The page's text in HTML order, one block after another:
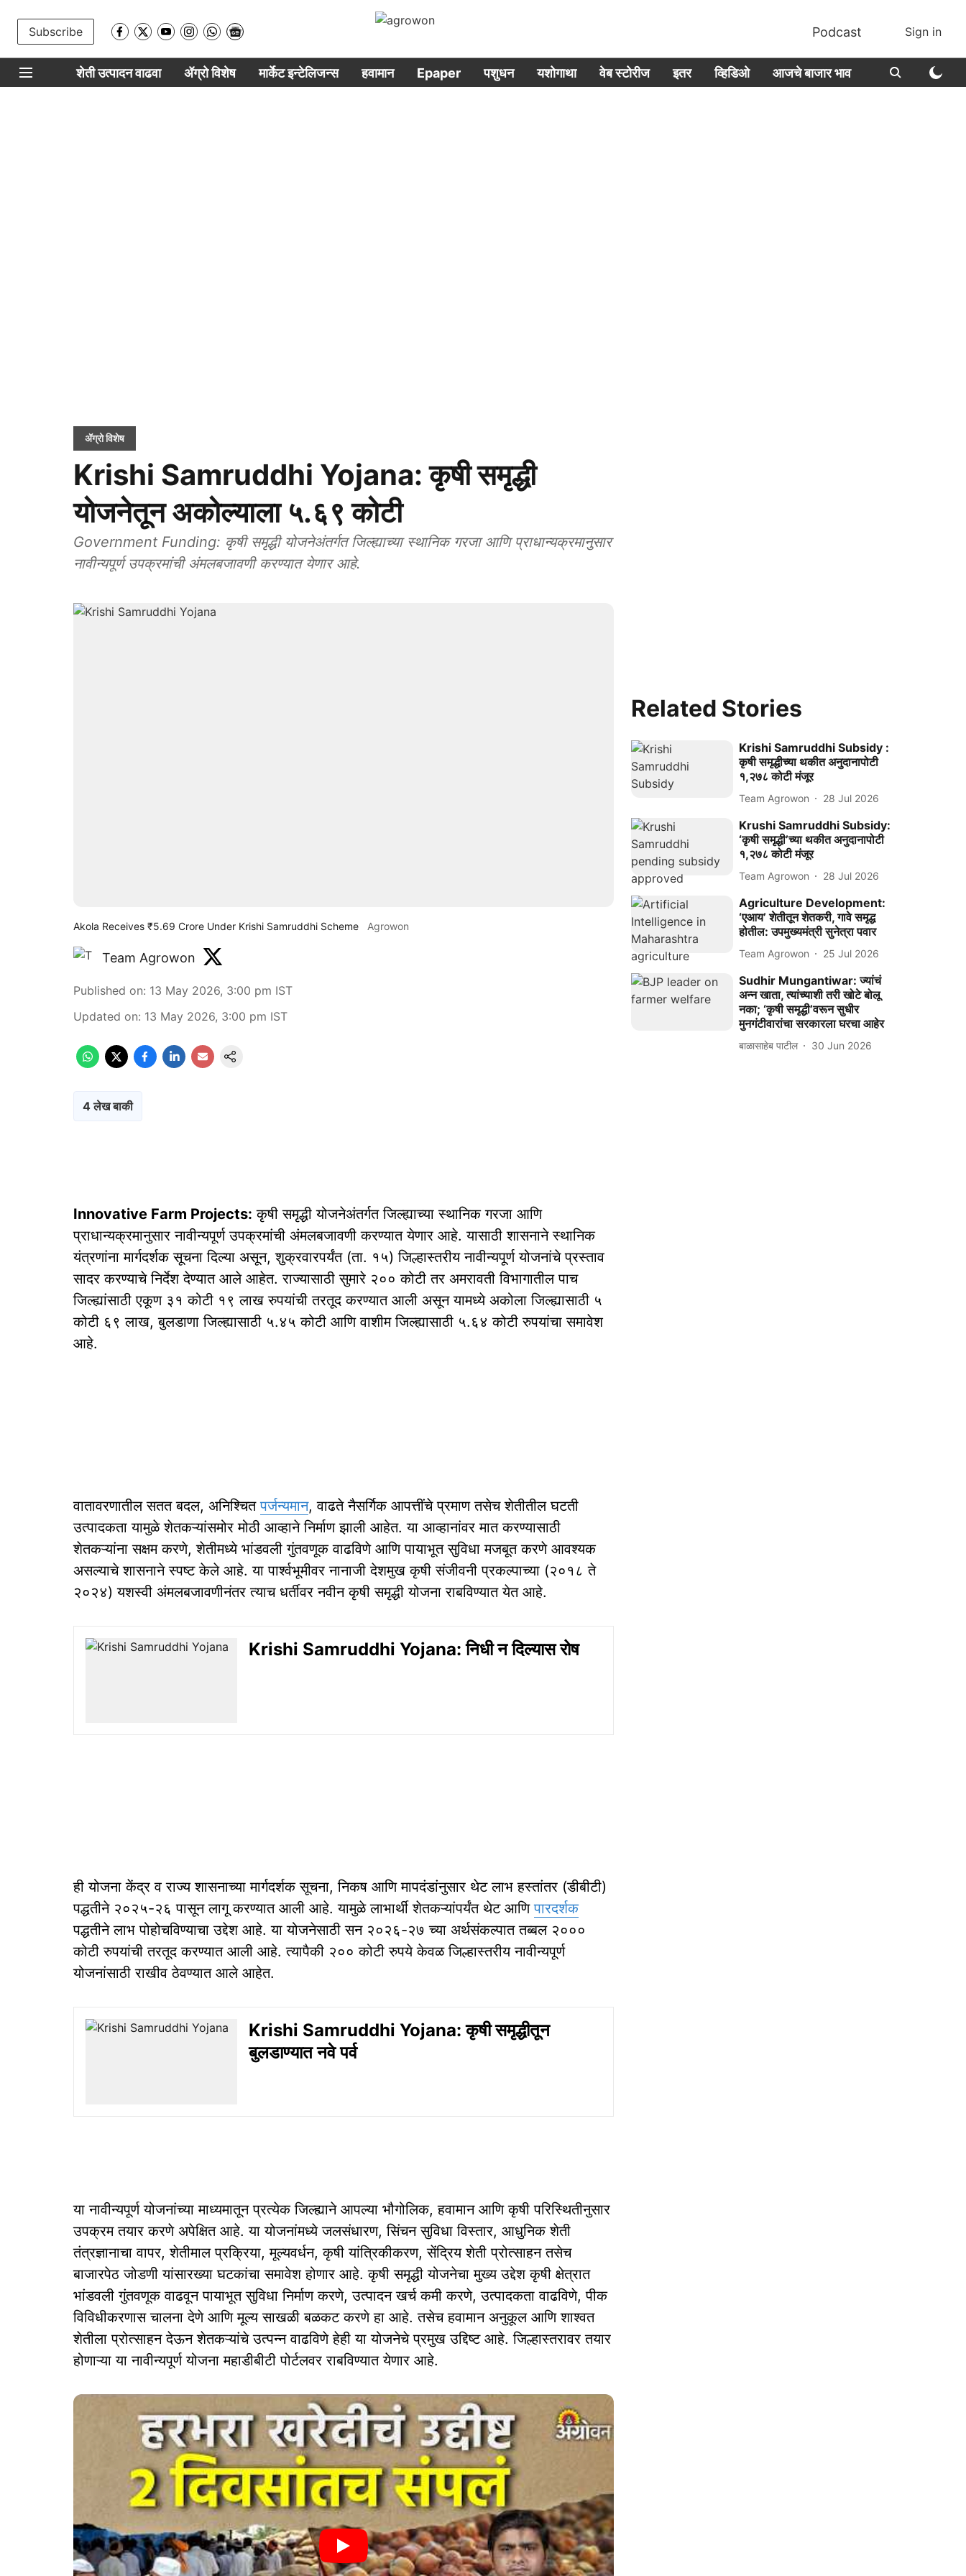
Subscribe Podcast Sign in
शेती उत्पादन वाढवा ॲग्रो विशेष मार्केट इन्टेलिजन्स हवामान Epaper पशुधन यशोगाथा वेब स्टोरीज इतर व्हिडिओ आजचे बाजार भाव
ॲग्रो विशेष
Krishi Samruddhi Yojana: कृषी समृद्धी
योजनेतून अकोल्याला ५.६९ कोटी
Government Funding: कृषी समृद्धी योजनेअंतर्गत जिल्ह्याच्या स्थानिक गरजा आणि प्राधान्यक्रमानुसार
नावीन्यपूर्ण उपक्रमांची अंमलबजावणी करण्यात येणार आहे.
Akola Receives ₹5.69 Crore Under Krishi Samruddhi Scheme Agrowon
Team Agrowon
Published on: 13 May 2026, 3:00 pm IST
Updated on: 13 May 2026, 3:00 pm IST
4 लेख बाकी
Innovative Farm Projects: कृषी समृद्धी योजनेअंतर्गत जिल्ह्याच्या स्थानिक गरजा आणि
प्राधान्यक्रमानुसार नावीन्यपूर्ण उपक्रमांची अंमलबजावणी करण्यात येणार आहे. यासाठी शासनाने स्थानिक
यंत्रणांना मार्गदर्शक सूचना दिल्या असून, शुक्रवारपर्यंत (ता. १५) जिल्हास्तरीय नावीन्यपूर्ण योजनांचे प्रस्ताव
सादर करण्याचे निर्देश देण्यात आले आहेत. राज्यासाठी सुमारे २०० कोटी तर अमरावती विभागातील पाच
जिल्ह्यांसाठी एकूण ३१ कोटी १९ लाख रुपयांची तरतूद करण्यात आली असून यामध्ये अकोला जिल्ह्यासाठी ५
कोटी ६९ लाख, बुलडाणा जिल्ह्यासाठी ५.४५ कोटी आणि वाशीम जिल्ह्यासाठी ५.६४ कोटी रुपयांचा समावेश
आहे.
वातावरणातील सतत बदल, अनिश्चितपर्जन्यमान, वाढते नैसर्गिक आपत्तींचे प्रमाण तसेच शेतीतील घटती
उत्पादकता यामुळे शेतकऱ्यांसमोर मोठी आव्हाने निर्माण झाली आहेत. या आव्हानांवर मात करण्यासाठी
शेतकऱ्यांना सक्षम करणे, शेतीमध्ये भांडवली गुंतवणूक वाढविणे आणि पायाभूत सुविधा मजबूत करणे आवश्यक
असल्याचे शासनाने स्पष्ट केले आहे. या पार्श्वभूमीवर नानाजी देशमुख कृषी संजीवनी प्रकल्पाच्या (२०१८ ते
२०२४) यशस्वी अंमलबजावणीनंतर त्याच धर्तीवर नवीन कृषी समृद्धी योजना राबविण्यात येत आहे.
Krishi Samruddhi Yojana: निधी न दिल्यास रोष
ही योजना केंद्र व राज्य शासनाच्या मार्गदर्शक सूचना, निकष आणि मापदंडांनुसार थेट लाभ हस्तांतर (डीबीटी)
पद्धतीने २०२५-२६ पासून लागू करण्यात आली आहे. यामुळे लाभार्थी शेतकऱ्यांपर्यंत थेट आणिपारदर्शक
पद्धतीने लाभ पोहोचविण्याचा उद्देश आहे. या योजनेसाठी सन २०२६-२७ च्या अर्थसंकल्पात तब्बल २०००
कोटी रुपयांची तरतूद करण्यात आली आहे. त्यापैकी २०० कोटी रुपये केवळ जिल्हास्तरीय नावीन्यपूर्ण
योजनांसाठी राखीव ठेवण्यात आले आहेत.
Krishi Samruddhi Yojana: कृषी समृद्धीतून
बुलडाण्यात नवे पर्व
या नावीन्यपूर्ण योजनांच्या माध्यमातून प्रत्येक जिल्ह्याने आपल्या भौगोलिक, हवामान आणि कृषी परिस्थितीनुसार
उपक्रम तयार करणे अपेक्षित आहे. या योजनांमध्ये जलसंधारण, सिंचन सुविधा विस्तार, आधुनिक शेती
तंत्रज्ञानाचा वापर, शेतीमाल प्रक्रिया, मूल्यवर्धन, कृषी यांत्रिकीकरण, सेंद्रिय शेती प्रोत्साहन तसेच
बाजारपेठ जोडणी यांसारख्या घटकांचा समावेश होणार आहे. कृषी समृद्धी योजनेचा मुख्य उद्देश कृषी क्षेत्रात
भांडवली गुंतवणूक वाढवून पायाभूत सुविधा निर्माण करणे, उत्पादन खर्च कमी करणे, उत्पादकता वाढविणे, पीक
विविधीकरणास चालना देणे आणि मूल्य साखळी बळकट करणे हा आहे. तसेच हवामान अनुकूल आणि शाश्वत
शेतीला प्रोत्साहन देऊन शेतकऱ्यांचे उत्पन्न वाढविणे हेही या योजनेचे प्रमुख उद्दिष्ट आहे. जिल्हास्तरावर तयार
होणाऱ्या या नावीन्यपूर्ण योजना महाडीबीटी पोर्टलवर राबविण्यात येणार आहे.
Related Stories
Krishi Samruddhi Subsidy :
कृषी समृद्धीच्या थकीत अनुदानापोटी
१,२७८ कोटी मंजूर
Team Agrowon 28 Jul 2026
Krushi Samruddhi Subsidy:
‘कृषी समृद्धी’च्या थकीत अनुदानापोटी
१,२७८ कोटी मंजूर
Team Agrowon 28 Jul 2026
Agriculture Development:
‘एआय’ शेतीतून शेतकरी, गावे समृद्ध
होतील: उपमुख्यमंत्री सुनेत्रा पवार
Team Agrowon 25 Jul 2026
Sudhir Mungantiwar: ज्यांचं
अन्न खाता, त्यांच्याशी तरी खोटे बोलू
नका; ‘कृषी समृद्धी’वरून सुधीर
मुनगंटीवारांचा सरकारला घरचा आहेर
बाळासाहेब पाटील 30 Jun 2026